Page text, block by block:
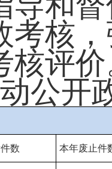
考核
核评
公开
数 本年废止件